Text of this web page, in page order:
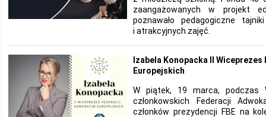
zaangażowanych w projekt
poznawało pedagogiczne
i atrakcyjnych zajęć.
Izabela Konopacka II
Europejskich
W piątek, 19 marca, podczas
członkowskich Federacji
członków prezydencji FBE na